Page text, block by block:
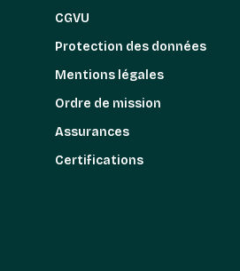
CGVU
Protection des données
Mentions légales
Ordre de mission
Assurances
Certifications